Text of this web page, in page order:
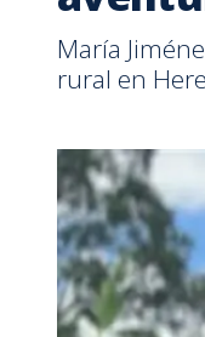
María
rural en